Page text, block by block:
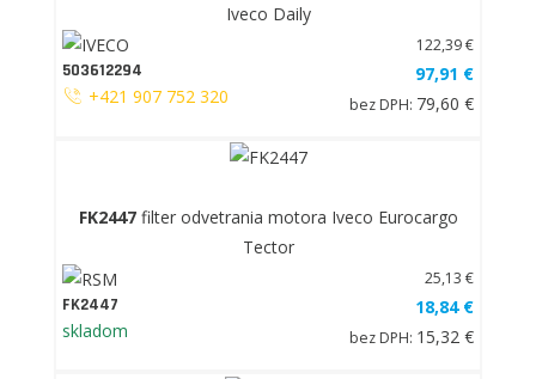
Iveco Daily
503612294
+421 907 752 320
122,39 €
97,91 €
bez DPH: 79,60 €
FK2447filter odvetrania motora Iveco Eurocargo
Tector
FK2447
skladom
25,13 €
18,84 €
bez DPH: 15,32 €